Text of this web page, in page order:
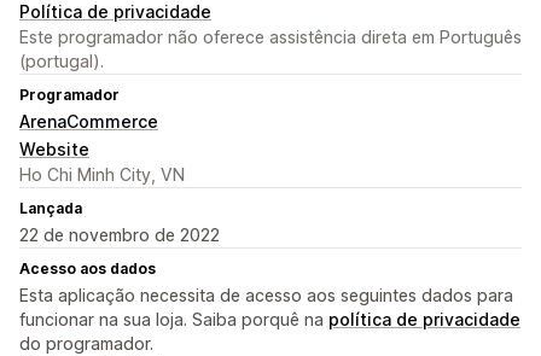
Política de privacidade
Este programador não oferece assistência direta em Português
(portugal).
Programador
ArenaCommerce
Website
Ho Chi Minh City, VN
Lançada
22 de novembro de 2022
Acesso aos dados
Esta aplicação necessita de acesso aos seguintes dados para
funcionar na sua loja. Saiba porquê na política de privacidade
do programador.